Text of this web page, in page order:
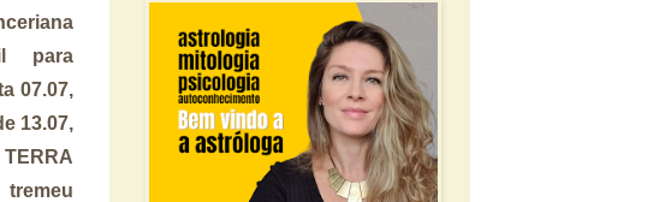
para
07.07,
13.07,